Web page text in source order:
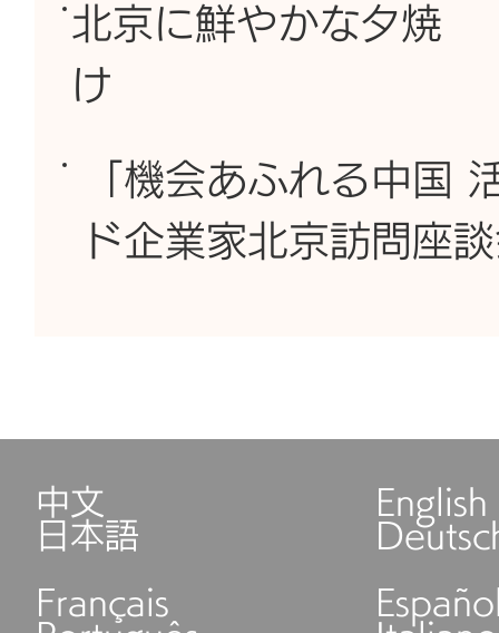
北京に鮮やかな夕焼
け
「機会あふれる中国
ド企業家北京訪問座
中文 English
日本語
Français